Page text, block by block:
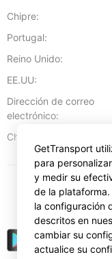
Chipre:
Portugal:
Reino Unido:
EE.UU:
Dirección de correo
electrónico:
Chipre:
EUR
GetTransport
para
y medir su
de la
la configuración
descritos en
cambiar su
actualice su